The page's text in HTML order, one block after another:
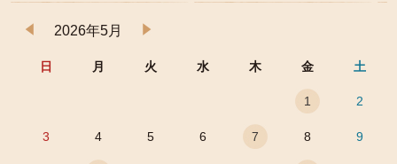
2026年5月
日 月 火 水 木 金 土
1 2
3 4 5 6 7 8 9